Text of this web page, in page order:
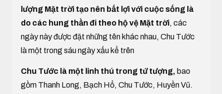
lượng Mặt trời tạo nên bất lợi với cuộc sống là
do các hung thần đi theo hộ vệ Mặt trời, các
ngày này được đặt những tên khác nhau, Chu Tước
là một trong sáu ngày xấu kể trên
Chu Tước là một linh thú trong tứ tượng, bao
gồm Thanh Long, Bạch Hổ, Chu Tước, Huyền Vũ.